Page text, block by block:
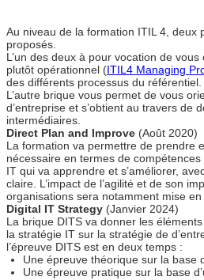
Au niveau de la formation ITIL 4, deux
proposés.
L’un des deux à pour vocation de
plutôt opérationnel (ITIL4 Managing
des différents processus du référentiel.
L’autre brique vous permet de vous
d’entreprise et s’obtient au travers de
intermédiaires.
Direct Plan and Improve (Août 2020)
La formation va permettre de prendre
nécessaire en termes de
IT qui va apprendre et s’améliorer,
claire. L’impact de l’agilité et de son
organisations sera notamment mise en
Digital IT Strategy (Janvier 2024)
La brique DITS va donner les
la stratégie IT sur la stratégie de
l’épreuve DITS est en deux temps :
Une épreuve théorique sur la base
Une épreuve pratique sur la base